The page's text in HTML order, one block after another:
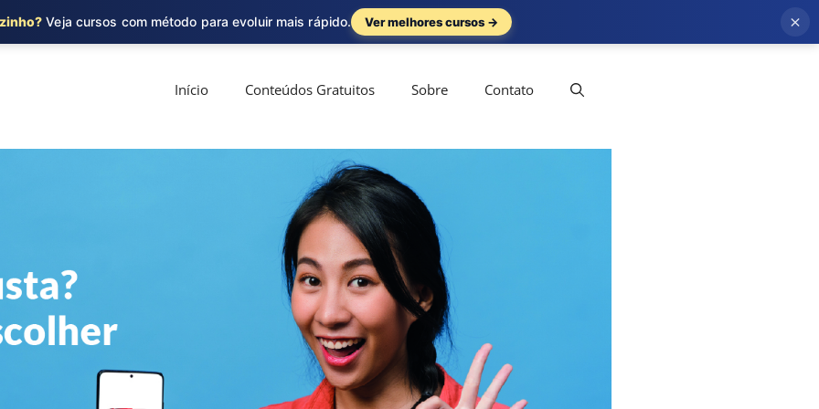
Início Conteúdos Gratuitos Sobre Contato
Veja cursos com método para evoluir mais rápido. Ver melhores cursos → ×